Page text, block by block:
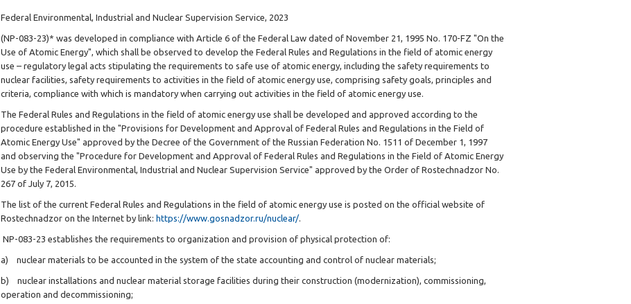
Federal Environmental, Industrial and Nuclear Supervision Service, 2023
(NP-083-23)* was developed in compliance with Article 6 of the Federal Law dated of November 21, 1995 No. 170-FZ "On the
Use of Atomic Energy", which shall be observed to develop the Federal Rules and Regulations in the field of atomic energy
use – regulatory legal acts stipulating the requirements to safe use of atomic energy, including the safety requirements to
nuclear facilities, safety requirements to activities in the field of atomic energy use, comprising safety goals, principles and
criteria, compliance with which is mandatory when carrying out activities in the field of atomic energy use.
The Federal Rules and Regulations in the field of atomic energy use shall be developed and approved according to the
procedure established in the "Provisions for Development and Approval of Federal Rules and Regulations in the Field of
Atomic Energy Use" approved by the Decree of the Government of the Russian Federation No. 1511 of December 1, 1997
and observing the "Procedure for Development and Approval of Federal Rules and Regulations in the Field of Atomic Energy
Use by the Federal Environmental, Industrial and Nuclear Supervision Service" approved by the Order of Rostechnadzor No.
267 of July 7, 2015.
The list of the current Federal Rules and Regulations in the field of atomic energy use is posted on the official website of
Rostechnadzor on the Internet by link: https://www.gosnadzor.ru/nuclear/.
NP-083-23 establishes the requirements to organization and provision of physical protection of:
a) nuclear materials to be accounted in the system of the state accounting and control of nuclear materials;
b) nuclear installations and nuclear material storage facilities during their construction (modernization), commissioning,
operation and decommissioning;